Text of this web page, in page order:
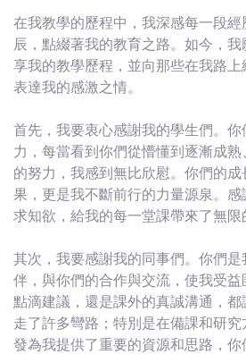
員
會
在我教學的歷程中，我深感每一段
辰，點綴著我的教育之路。如今，
享我的教學歷程，並向那些在我路
表達我的感激之情。
首先，我要衷心感謝我的學生們。
力，每當看到你們從懵懂到逐漸成
的努力，我感到無比欣慰。你們的
果，更是我不斷前行的力量源泉。
求知欲，給我的每一堂課帶來了無限
其次，我要感謝我的同事們。你們
伴，與你們的合作與交流，使我受
點滴建議，還是課外的真誠溝通，
走了許多彎路；特別是在備課和研
發為我提供了重要的資源和思路，